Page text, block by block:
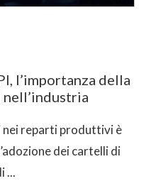
l’importanza della
nei reparti produttivi è
dei cartelli di
...